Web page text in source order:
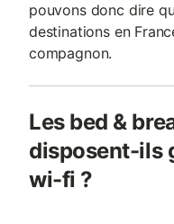
pouvons donc dire
destinations en
compagnon.
Les bed &
disposent-ils
wi-fi ?